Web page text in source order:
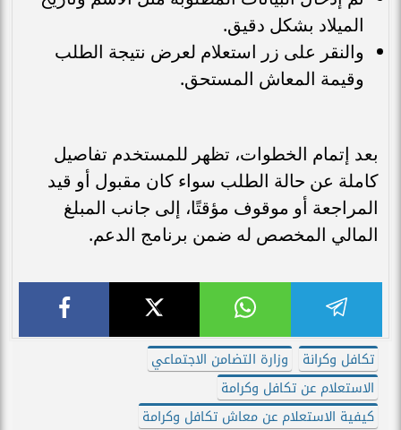
الميلاد بشكل دقيق.
والنقر على زر استعلام لعرض نتيجة الطلب
وقيمة المعاش المستحق.
بعد إتمام الخطوات، تظهر للمستخدم تفاصيل
كاملة عن حالة الطلب سواء كان مقبول أو قيد
المراجعة أو موقوف مؤقتًا، إلى جانب المبلغ
المالي المخصص له ضمن برنامج الدعم.
تكافل وكرانة
وزارة التضامن الاجتماعي
الاستعلام عن تكافل وكرامة
كيفية الاستعلام عن معاش تكافل وكرامة